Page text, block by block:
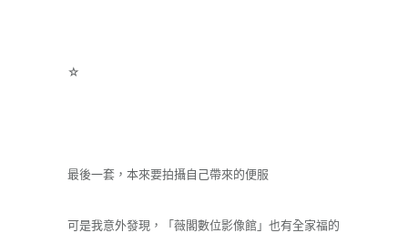
☆
最後一套，本來要拍攝自己帶來的便服
可是我意外發現，「薇閣數位影像館」也有全家福的